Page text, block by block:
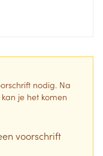
nodig. Na
je het komen
voorschrift